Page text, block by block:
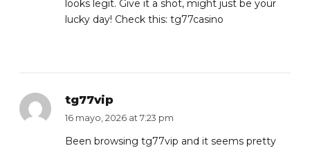
looks legit. Give it a shot, might just be your
lucky day! Check this: tg77casino
tg77vip
16 mayo, 2026 at 7:23 pm
Been browsing tg77vip and it seems pretty